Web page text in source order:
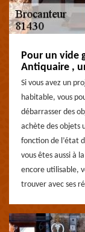
Pour un vide
Antiquaire ,
Si vous avez un
habitable, vous
débarrasser des
achète des objets
fonction de l’état
vous êtes aussi à
encore utilisable,
trouver avec ses